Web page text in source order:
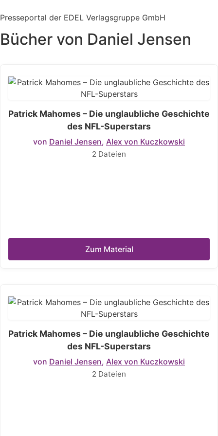
Inhalt
Presseportal der EDEL Verlagsgruppe GmbH
Bücher von Daniel Jensen
Patrick Mahomes – Die unglaubliche Geschichte
des NFL-Superstars
von Daniel Jensen, Alex von Kuczkowski
2 Dateien
Zum Material
Patrick Mahomes – Die unglaubliche Geschichte
des NFL-Superstars
von Daniel Jensen, Alex von Kuczkowski
2 Dateien